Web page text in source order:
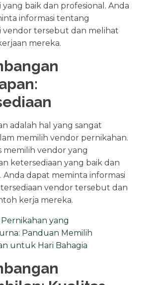
yang baik dan profesional. Anda
informasi tentang
vendor tersebut dan melihat
mereka.
adalah hal yang sangat
memilih vendor pernikahan.
memilih vendor yang
ketersediaan yang baik dan
Anda dapat meminta informasi
vendor tersebut dan
kerja mereka.
yang
Panduan Memilih
untuk Hari Bahagia